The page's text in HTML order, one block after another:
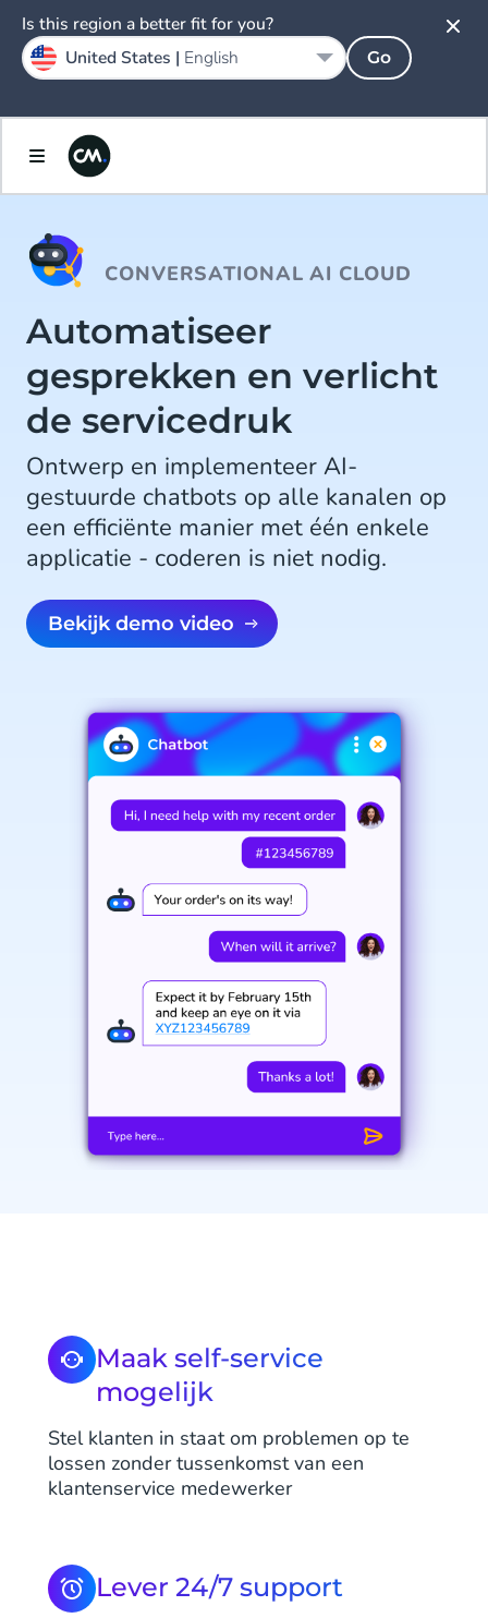
CONVERSATIONAL AI CLOUD
Automatiseer
gesprekken en verlicht
de servicedruk
Ontwerp en implementeer AI-
gestuurde chatbots op alle kanalen op
een efficiënte manier met één enkele
applicatie - coderen is niet nodig.
Bekijk demo video
Maak self-service
mogelijk
Stel klanten in staat om problemen op te
lossen zonder tussenkomst van een
klantenservice medewerker
Lever 24/7 support
Is this region a better fit for you?
United States | English Go